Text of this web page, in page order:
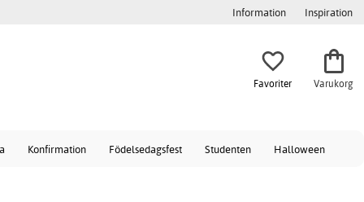
Information Inspiration
Favoriter Varukorg
Konfirmation Födelsedagsfest Studenten Halloween